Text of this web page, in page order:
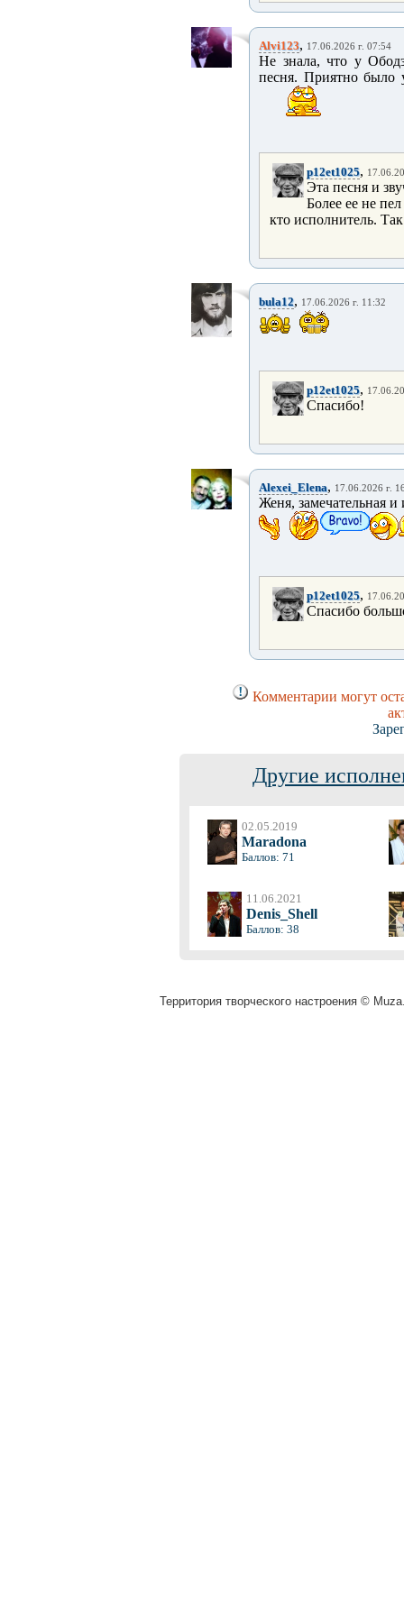
Alvi123, 17.06.2026 г. 07:54
Не знала, что у
песня. Приятно было
p12et1025,
Эта песня и
Более ее не
кто исполнитель.
bula12, 17.06.2026 г. 11:32
p12et1025,
Спасибо!
Alexei_Elena, 17.06.2026 г.
Женя, замечательная
p12et1025,
Спасибо
Комментарии могут
Другие
02.05.2019
Maradona
Баллов: 71
11.06.2021
Denis_Shell
Баллов: 38
Территория творческого настроения ©